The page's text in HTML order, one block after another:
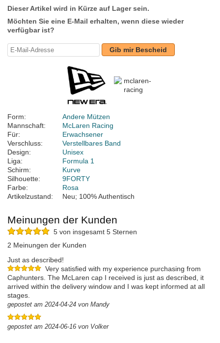
Dieser Artikel wird in Kürze auf Lager sein.
Möchten Sie eine E-Mail erhalten, wenn diese wieder
verfügbar ist?
Gib mir Bescheid
Form:
Andere Mützen
Mannschaft:
McLaren Racing
Für:
Erwachsener
Verschluss:
Verstellbares Band
Design:
Unisex
Liga:
Formula 1
Schirm:
Kurve
Silhouette:
9FORTY
Farbe:
Rosa
Artikelzustand:
Neu; 100% Authentisch
Meinungen der Kunden
5 von insgesamt 5 Sternen
2 Meinungen der Kunden
Just as described!
Very satisfied with my experience purchasing from
Caphunters. The McLaren cap I received is just as described, it
arrived within the delivery window and I was kept informed at all
stages.
gepostet am 2024-04-24 von Mandy
gepostet am 2024-06-16 von Volker